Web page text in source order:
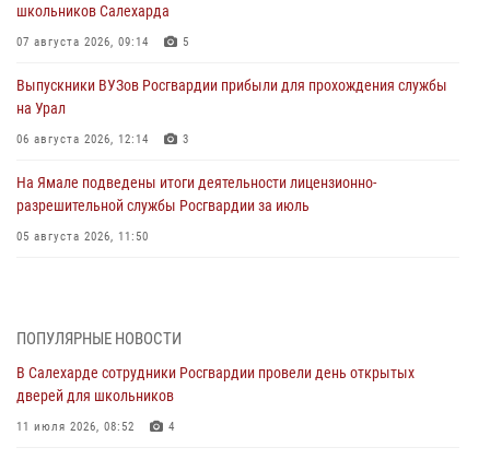
школьников Салехарда
07 августа 2026, 09:14 5
Выпускники ВУЗов Росгвардии прибыли для прохождения службы
на Урал
06 августа 2026, 12:14 3
На Ямале подведены итоги деятельности лицензионно-
разрешительной службы Росгвардии за июль
05 августа 2026, 11:50
03 августа 2026, 07:21 2
Генерал-полковник Юрий Аверин выступил на Всероссийском
молодёжном образовательном форуме «Территория смыслов»
03 августа 2026, 06:54
ПОПУЛЯРНЫЕ НОВОСТИ
В Салехарде сотрудники Росгвардии провели день открытых
дверей для школьников
11 июля 2026, 08:52 4